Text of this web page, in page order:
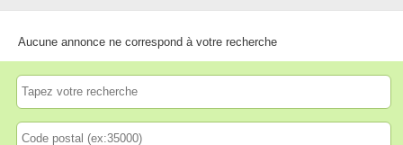
Aucune annonce ne correspond à votre recherche